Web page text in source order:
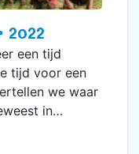
2022
een tijd
tijd voor een
we waar
in…